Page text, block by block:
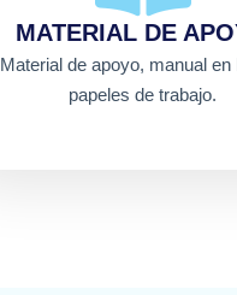
MATERIAL DE
Material de apoyo, manual en
papeles de trabajo.